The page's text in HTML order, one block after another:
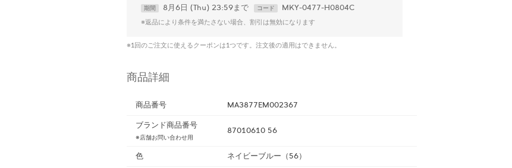
期間 8月6日 (Thu) 23:59まで コード MKY-0477-H0804C
※返品により条件を満たさない場合、割引は無効になります
※1回のご注文に使えるクーポンは1つです。注文後の適用はできません。
商品詳細
商品番号
MA3877EM002367
ブランド商品番号
※店舗お問い合わせ用
87010610 56
色
ネイビーブルー（56）